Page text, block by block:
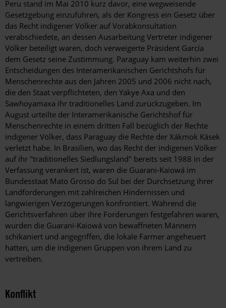
Peru stand im Mai 2010 kurz davor, eine wegweisende
Gesetzgebung einzuführen, als der Kongress ein Gesetz über
das Recht indigener Völker auf Vorabkonsultation
verabschiedete, an dessen Ausarbeitung Vertreter indigener
Völker beteiligt waren, doch verweigerte Präsident García
dem Gesetz seine Zustimmung. Paraguay kam weiterhin zwei
Entscheidungen des Interamerikanischen Gerichtshofs für
Menschenrechte aus den Jahren 2005 und 2006 nicht nach,
die den Staat verpflichteten, den Yakye Axa und den
Sawhoyamaxa ihr traditionelles Land zurückzugeben. Im
August urteilte der Interamerikanische Gerichtshof für
Menschenrechte in einem dritten Fall bezüglich der Rechte
indigener Völker, dass Paraguay die Rechte der Xákmok Kásek
verletzt habe. In Brasilien, wo das Recht der indigenen Völker
auf ihr "traditionelles Siedlungsland" bereits seit 1988 in der
Verfassung verankert ist, waren die Guarani-Kaiowá im
Bundesstaat Mato Grosso do Sul bei der Durchsetzung ihrer
Landforderungen mit zahlreichen Hindernissen und
langwierigen Verzögerungen konfrontiert. Während die
Gerichtsverfahren über ihre Forderungen festgefahren waren,
wurden die Guarani-Kaiowá von bewaffneten Männern
schikaniert und angegriffen, die lokale Farmer angeheuert
hatten, um die indigenen Gruppen von ihrem Land zu
vertreiben.
Konflikt